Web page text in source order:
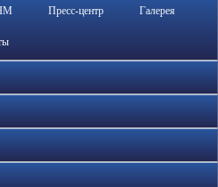
Пресс-центр Галерея